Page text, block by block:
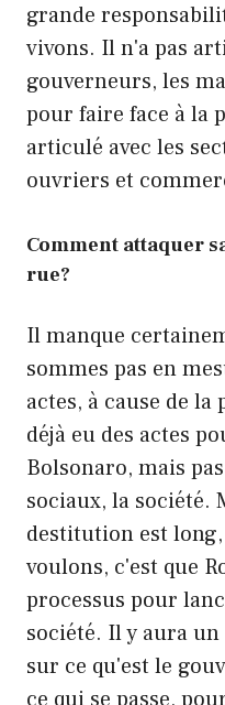
grande
vivons. Il n'a pas
gouverneurs, les
pour faire face à la
articulé avec les
ouvriers et
Comment attaquer
rue?
Il manque
sommes pas en
actes, à cause de la
déjà eu des actes
Bolsonaro, mais
sociaux, la société.
destitution est
voulons, c'est que
processus pour
société. Il y aura
sur ce qu'est le
ce qui se passe,